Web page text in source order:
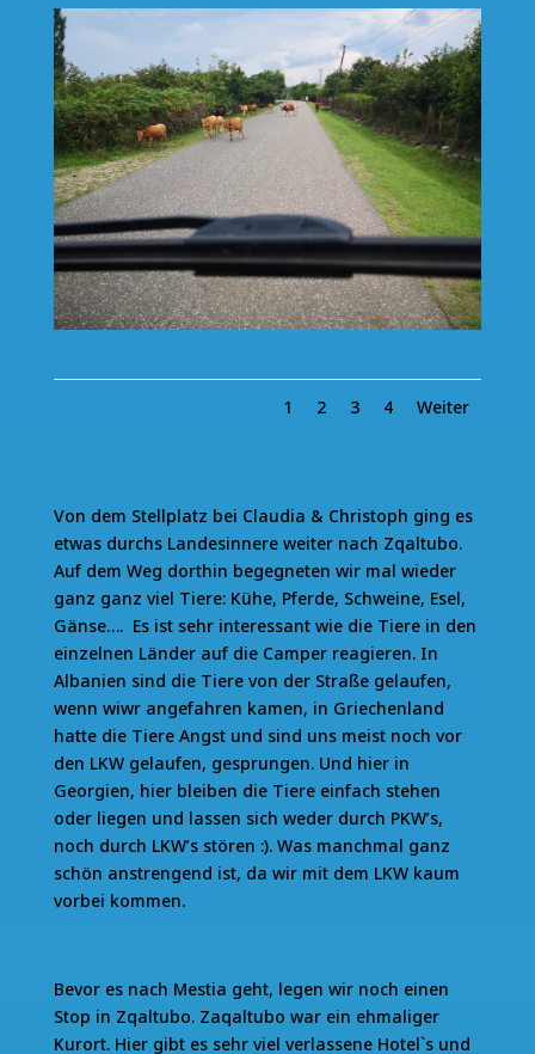
1 2 3 4 Weiter
Von dem Stellplatz bei Claudia & Christoph ging es
etwas durchs Landesinnere weiter nach Zqaltubo.
Auf dem Weg dorthin begegneten wir mal wieder
ganz ganz viel Tiere: Kühe, Pferde, Schweine, Esel,
Gänse…. Es ist sehr interessant wie die Tiere in den
einzelnen Länder auf die Camper reagieren. In
Albanien sind die Tiere von der Straße gelaufen,
wenn wiwr angefahren kamen, in Griechenland
hatte die Tiere Angst und sind uns meist noch vor
den LKW gelaufen, gesprungen. Und hier in
Georgien, hier bleiben die Tiere einfach stehen
oder liegen und lassen sich weder durch PKW’s,
noch durch LKW’s stören :). Was manchmal ganz
schön anstrengend ist, da wir mit dem LKW kaum
vorbei kommen.
Bevor es nach Mestia geht, legen wir noch einen
Stop in Zqaltubo. Zaqaltubo war ein ehmaliger
Kurort. Hier gibt es sehr viel verlassene Hotel`s und